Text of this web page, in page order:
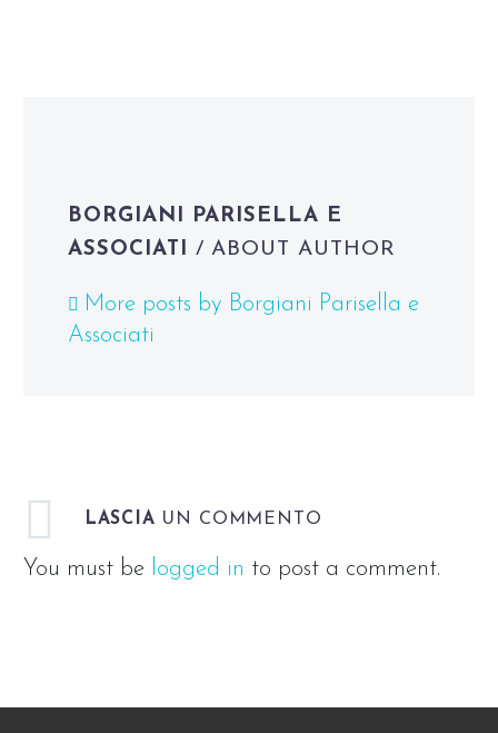
BORGIANI PARISELLA E
ASSOCIATI / ABOUT AUTHOR
More posts by Borgiani Parisella e
Associati
LASCIA UN COMMENTO
You must be logged in to post a comment.